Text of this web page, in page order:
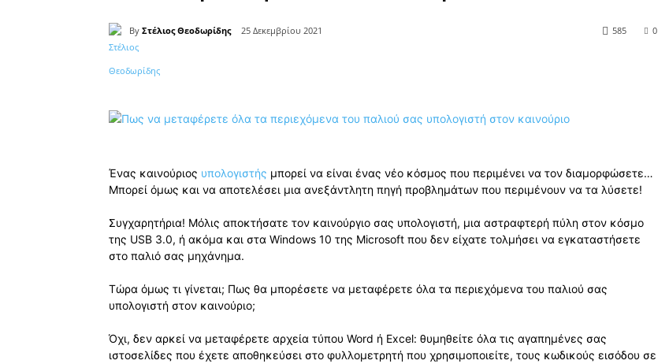
By Στέλιος Θεοδωρίδης 25 Δεκεμβρίου 2021 0
585
Κοινοποίηση
Ένας καινούριος υπολογιστής μπορεί να είναι ένας νέο κόσμος που περιμένει να τον διαμορφώσετε…
Μπορεί όμως και να αποτελέσει μια ανεξάντλητη πηγή προβλημάτων που περιμένουν να τα λύσετε!
Συγχαρητήρια! Μόλις αποκτήσατε τον καινούργιο σας υπολογιστή, μια αστραφτερή πύλη στον κόσμο
της USB 3.0, ή ακόμα και στα Windows 10 της Microsoft που δεν είχατε τολμήσει να εγκαταστήσετε
στο παλιό σας μηχάνημα.
Τώρα όμως τι γίνεται; Πως θα μπορέσετε να μεταφέρετε όλα τα περιεχόμενα του παλιού σας
υπολογιστή στον καινούριο;
Όχι, δεν αρκεί να μεταφέρετε αρχεία τύπου Word ή Excel: θυμηθείτε όλα τις αγαπημένες σας
ιστοσελίδες που έχετε αποθηκεύσει στο φυλλομετρητή που χρησιμοποιείτε, τους κωδικούς εισόδου σε